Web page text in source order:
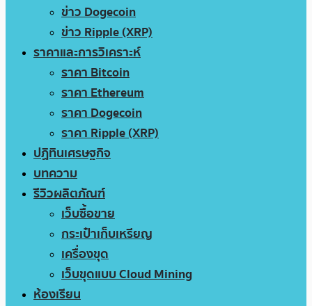
ข่าว Dogecoin
ข่าว Ripple (XRP)
ราคาและการวิเคราะห์
ราคา Bitcoin
ราคา Ethereum
ราคา Dogecoin
ราคา Ripple (XRP)
ปฏิทินเศรษฐกิจ
บทความ
รีวิวผลิตภัณฑ์
เว็บซื้อขาย
กระเป๋าเก็บเหรียญ
เครื่องขุด
เว็บขุดแบบ Cloud Mining
ห้องเรียน